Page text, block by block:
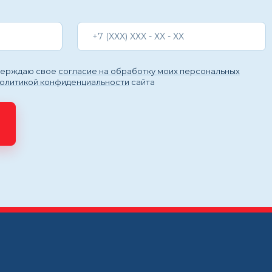
свое согласие на обработку моих персональных
конфиденциальности сайта